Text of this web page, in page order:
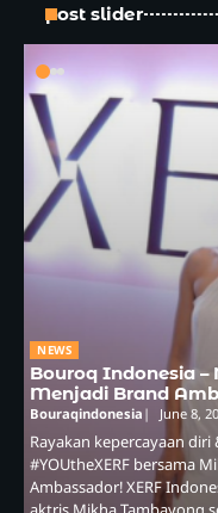
post slider
NEWS
Bouroq Indonesia
Menjadi Brand
Bouraqindonesia June 8,
Rayakan kepercayaan
#YOUtheXERF bersama
Ambassador! XERF